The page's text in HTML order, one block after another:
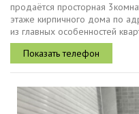
продаётся просторная
этаже кирпичного дома по
из главных особенностей
две полноценные